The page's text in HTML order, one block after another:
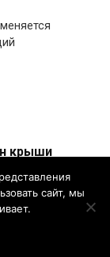
крыши
будетсайт, мы